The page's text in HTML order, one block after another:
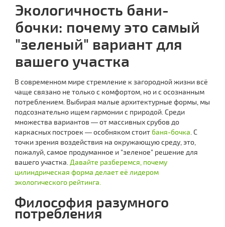
Экологичность бани-
бочки: почему это самый
"зеленый" вариант для
вашего участка
В современном мире стремление к загородной жизни всё
чаще связано не только с комфортом, но и с осознанным
потреблением. Выбирая малые архитектурные формы, мы
подсознательно ищем гармонии с природой. Среди
множества вариантов — от массивных срубов до
каркасных построек — особняком стоит баня-бочка . С
точки зрения воздействия на окружающую среду, это,
пожалуй, самое продуманное и "зеленое" решение для
вашего участка. Давайте разберемся, почему
цилиндрическая форма делает её лидером
экологического рейтинга.
Философия разумного
потребления